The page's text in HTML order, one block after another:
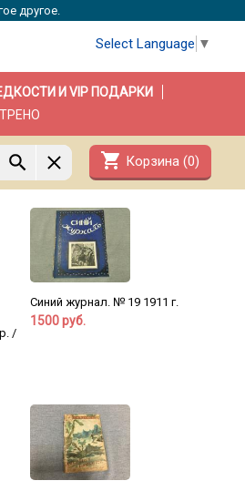
другое.
Select Language ▼
И VIP ПОДАРКИ
shopping_cart Корзина (0)
/
Синий журнал. № 19 1911 г.
1500 руб.